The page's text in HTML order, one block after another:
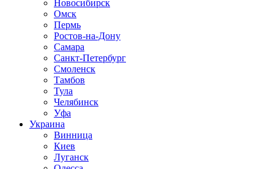
Новосибирск
Омск
Пермь
Ростов-на-Дону
Самара
Санкт-Петербург
Смоленск
Тамбов
Тула
Челябинск
Уфа
Украина
Винница
Киев
Луганск